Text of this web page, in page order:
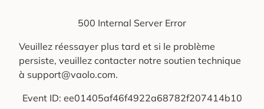
500 Internal Server Error
Veuillez réessayer plus tard et si le problème
persiste, veuillez contacter notre soutien technique
à support@vaolo.com.
Event ID: ee01405af46f4922a68782f207414b10